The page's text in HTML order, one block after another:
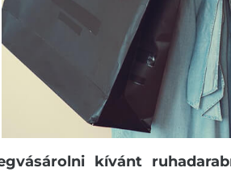
kívánt